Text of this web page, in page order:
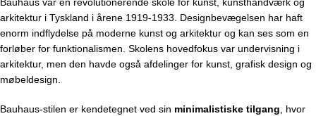
arkitektur i Tyskland i årene 1919-1933. Designbevægelsen har haft
enorm indflydelse på moderne kunst og arkitektur og kan ses som en
forløber for funktionalismen. Skolens hovedfokus var undervisning i
arkitektur, men den havde også afdelinger for kunst, grafisk design og
møbeldesign.
Bauhaus-stilen er kendetegnet ved sin minimalistiske tilgang , hvor